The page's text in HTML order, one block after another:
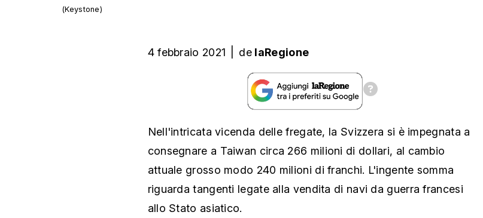
(Keystone)
4 febbraio 2021 de laRegione
Nell'intricata vicenda delle fregate, la Svizzera si è impegnata a
consegnare a Taiwan circa 266 milioni di dollari, al cambio
attuale grosso modo 240 milioni di franchi. L'ingente somma
riguarda tangenti legate alla vendita di navi da guerra francesi
allo Stato asiatico.